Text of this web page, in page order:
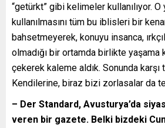
“getürkt” gibi kelimeler kullanılıyor.
kullanılmasını tüm bu iblisleri bir
bahsetmeyerek, konuyu insanca,
olmadığı bir ortamda birlikte yaşama
çekerek kaleme aldık. Sonunda karşı
Kendilerine, biraz bizi zorlasalar da
– Der Standard, Avusturya’da
veren bir gazete. Belki bizdeki